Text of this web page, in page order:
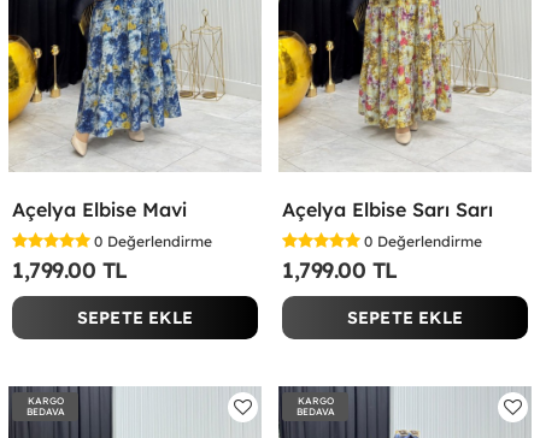
Açelya Elbise Mavi
0 Değerlendirme
1,799.00 TL
SEPETE EKLE
Açelya Elbise Sarı Sarı
0 Değerlendirme
1,799.00 TL
SEPETE EKLE
KARGO
BEDAVA
KARGO
BEDAVA